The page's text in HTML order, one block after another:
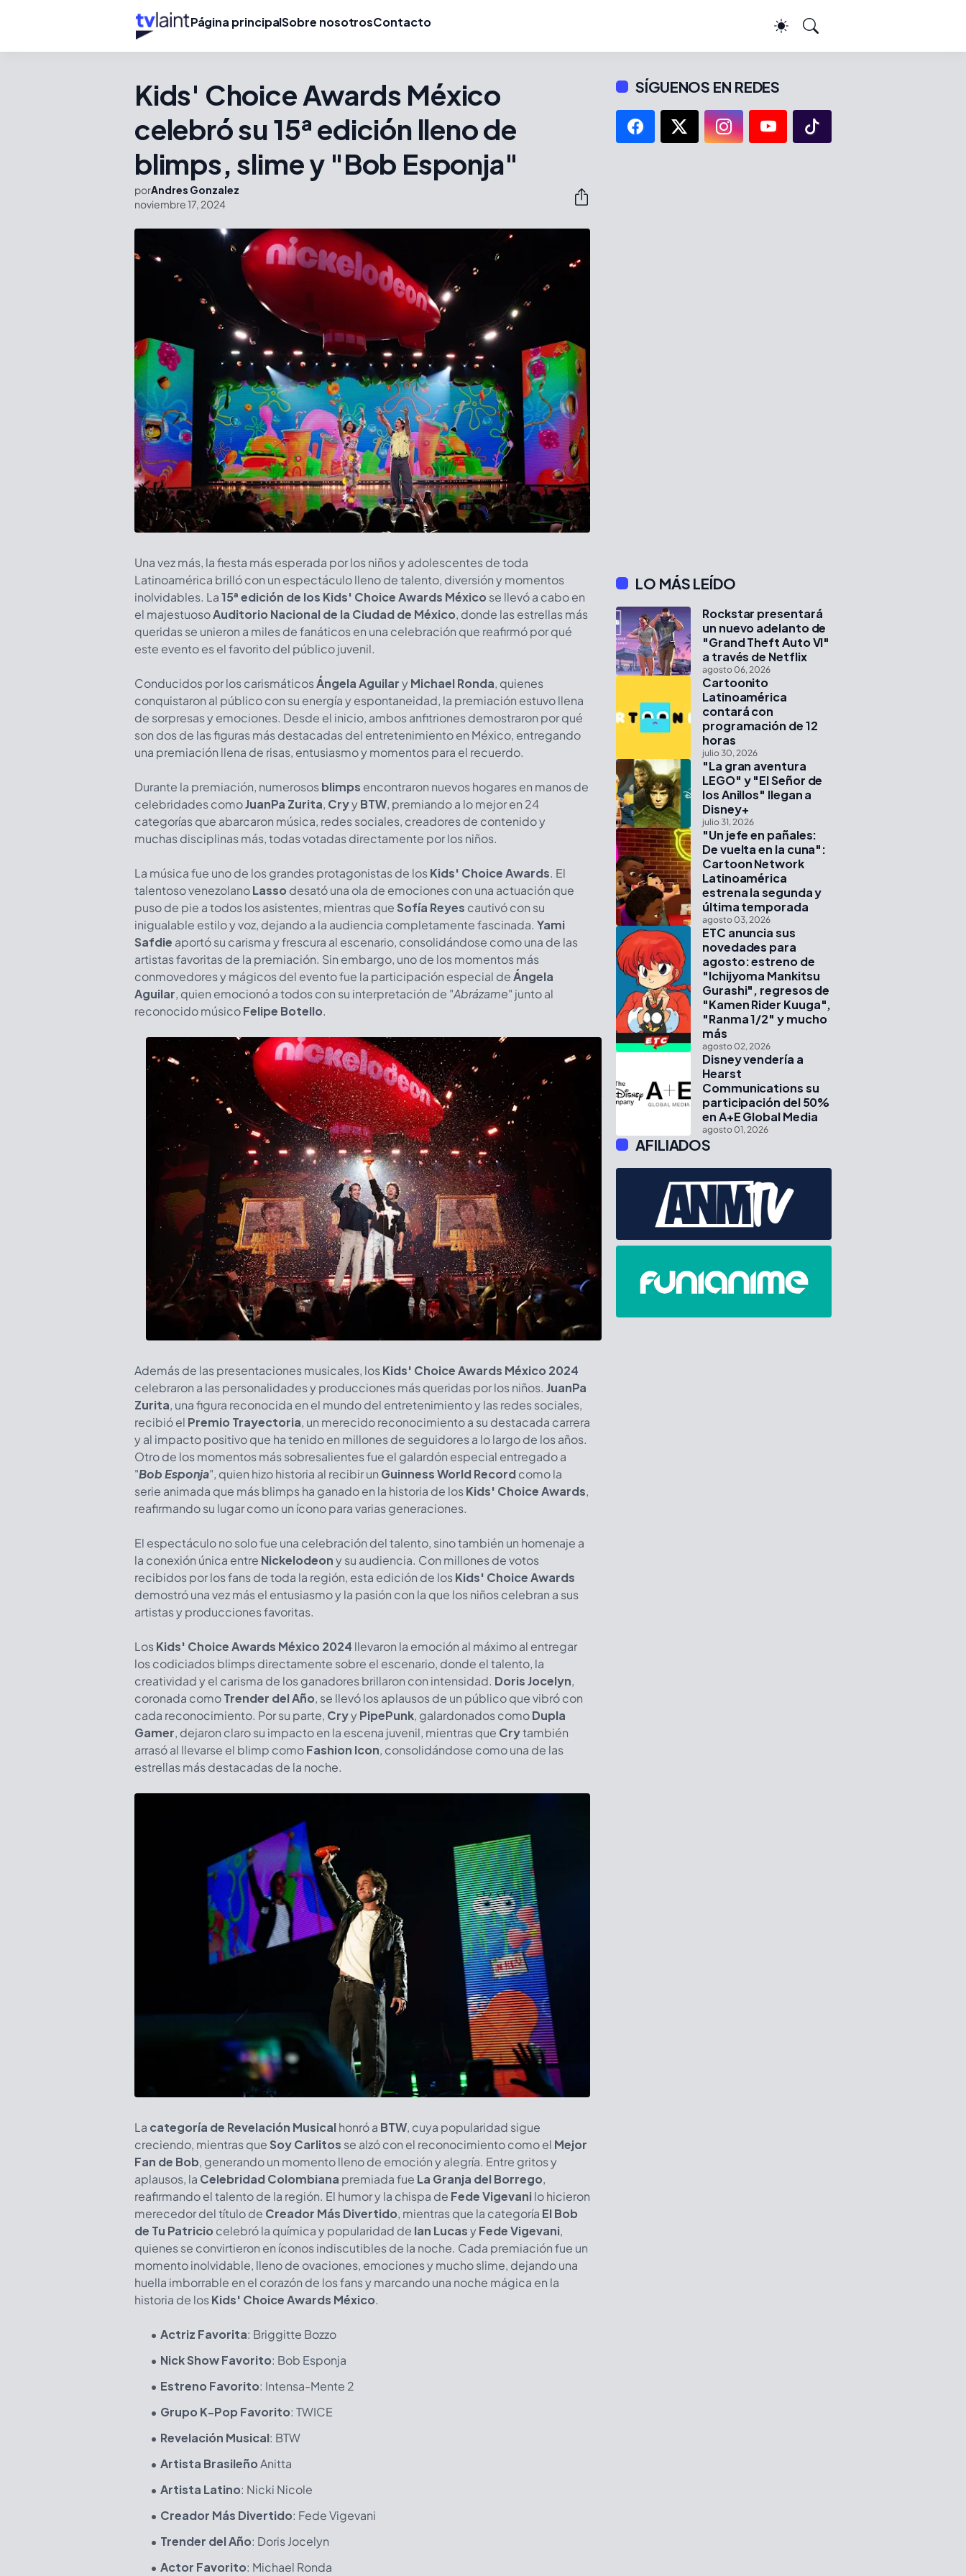
Página principalSobre nosotrosContacto
Kids' Choice Awards México
celebró su 15ª edición lleno de
blimps, slime y "Bob Esponja"
porAndres Gonzalez
noviembre 17, 2024
Una vez más, la fiesta más esperada por los niños y adolescentes de toda
Latinoamérica brilló con un espectáculo lleno de talento, diversión y momentos
inolvidables. La15ª edición de los Kids' Choice Awards México se llevó a cabo en
el majestuosoAuditorio Nacional de la Ciudad de México, donde las estrellas más
queridas se unieron a miles de fanáticos en una celebración que reafirmó por qué
este evento es el favorito del público juvenil.
Conducidos por los carismáticosÁngela AguilaryMichael Ronda, quienes
conquistaron al público con su energía y espontaneidad, la premiación estuvo llena
de sorpresas y emociones. Desde el inicio, ambos anfitriones demostraron por qué
son dos de las figuras más destacadas del entretenimiento en México, entregando
una premiación llena de risas, entusiasmo y momentos para el recuerdo.
Durante la premiación, numerososblimps encontraron nuevos hogares en manos de
celebridades comoJuanPa Zurita, CryyBTW, premiando a lo mejor en 24
categorías que abarcaron música, redes sociales, creadores de contenido y
muchas disciplinas más, todas votadas directamente por los niños.
La música fue uno de los grandes protagonistas de losKids' Choice Awards. El
talentoso venezolanoLasso desató una ola de emociones con una actuación que
puso de pie a todos los asistentes, mientras que Sofía Reyes cautivó con su
inigualable estilo y voz, dejando a la audiencia completamente fascinada. Yami
Safdie aportó su carisma y frescura al escenario, consolidándose como una de las
artistas favoritas de la premiación. Sin embargo, uno de los momentos más
conmovedores y mágicos del evento fue la participación especial deÁngela
Aguilar, quien emocionó a todos con su interpretación de "Abrázame" junto al
reconocido músicoFelipe Botello.
Además de las presentaciones musicales, losKids' Choice Awards México 2024
celebraron a las personalidades y producciones más queridas por los niños. JuanPa
Zurita, una figura reconocida en el mundo del entretenimiento y las redes sociales,
recibió el Premio Trayectoria, un merecido reconocimiento a su destacada carrera
y al impacto positivo que ha tenido en millones de seguidores a lo largo de los años.
Otro de los momentos más sobresalientes fue el galardón especial entregado a
"Bob Esponja", quien hizo historia al recibir un Guinness World Recordcomo la
serie animada que más blimps ha ganado en la historia de losKids' Choice Awards,
reafirmando su lugar como un ícono para varias generaciones.
El espectáculo no solo fue una celebración del talento, sino también un homenaje a
la conexión única entre Nickelodeony su audiencia. Con millones de votos
recibidos por los fans de toda la región, esta edición de losKids' Choice Awards
demostró una vez más el entusiasmo y la pasión con la que los niños celebran a sus
artistas y producciones favoritas.
LosKids' Choice Awards México 2024 llevaron la emoción al máximo al entregar
los codiciados blimps directamente sobre el escenario, donde el talento, la
creatividad y el carisma de los ganadores brillaron con intensidad. Doris Jocelyn,
coronada comoTrender del Año, se llevó los aplausos de un público que vibró con
cada reconocimiento. Por su parte, CryyPipePunk, galardonados comoDupla
Gamer, dejaron claro su impacto en la escena juvenil, mientras que Crytambién
arrasó al llevarse el blimp comoFashion Icon, consolidándose como una de las
estrellas más destacadas de la noche.
La categoría de Revelación Musicalhonró a BTW, cuya popularidad sigue
creciendo, mientras que Soy Carlitos se alzó con el reconocimiento como el Mejor
Fan de Bob, generando un momento lleno de emoción y alegría. Entre gritos y
aplausos, la Celebridad Colombiana premiada fue La Granja del Borrego,
reafirmando el talento de la región. El humor y la chispa de Fede Vigevanilo hicieron
merecedor del título de Creador Más Divertido, mientras que la categoría El Bob
de Tu Patricio celebró la química y popularidad de Ian LucasyFede Vigevani,
quienes se convirtieron en íconos indiscutibles de la noche. Cada premiación fue un
momento inolvidable, lleno de ovaciones, emociones y mucho slime, dejando una
huella imborrable en el corazón de los fans y marcando una noche mágica en la
historia de losKids' Choice Awards México.
Actriz Favorita: Briggitte Bozzo
Nick Show Favorito: Bob Esponja
Estreno Favorito: Intensa-Mente 2
Grupo K-Pop Favorito: TWICE
Revelación Musical: BTW
Artista BrasileñoAnitta
Artista Latino: Nicki Nicole
Creador Más Divertido: Fede Vigevani
Trender del Año: Doris Jocelyn
Actor Favorito: Michael Ronda
SÍGUENOS EN REDES
LO MÁS LEÍDO
Rockstar presentará
un nuevo adelanto de
"Grand Theft Auto VI"
a través de Netflix
agosto 06, 2026
Cartoonito
Latinoamérica
contará con
programación de 12
horas
julio 30, 2026
"La gran aventura
LEGO" y "El Señor de
los Anillos" llegan a
Disney+
julio 31, 2026
"Un jefe en pañales:
De vuelta en la cuna":
Cartoon Network
Latinoamérica
estrena la segunda y
última temporada
agosto 03, 2026
ETC anuncia sus
novedades para
agosto: estreno de
"Ichijyoma Mankitsu
Gurashi", regresos de
"Kamen Rider Kuuga",
"Ranma 1/2" y mucho
más
agosto 02, 2026
Disney vendería a
Hearst
Communications su
participación del 50%
en A+E Global Media
agosto 01, 2026
AFILIADOS